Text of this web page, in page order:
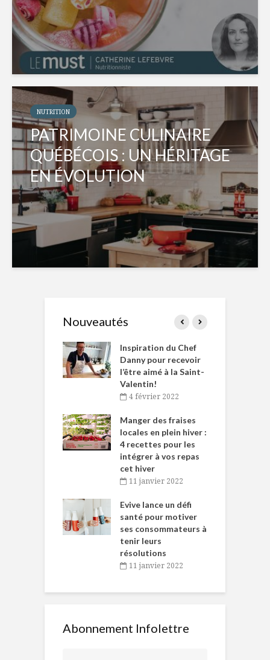
NUTRITION
PATRIMOINE CULINAIRE
QUÉBÉCOIS : UN HÉRITAGE
EN ÉVOLUTION
Nouveautés
Inspiration du Chef
Danny pour recevoir
l’être aimé à la Saint-
Valentin!
4 février 2022
Manger des fraises
locales en plein hiver :
4 recettes pour les
intégrer à vos repas
cet hiver
11 janvier 2022
Evive lance un défi
santé pour motiver
ses consommateurs à
tenir leurs
résolutions
11 janvier 2022
Abonnement Infolettre